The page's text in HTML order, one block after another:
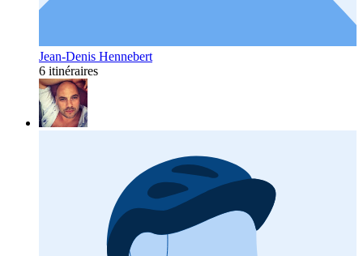
Jean-Denis Hennebert
6 itinéraires